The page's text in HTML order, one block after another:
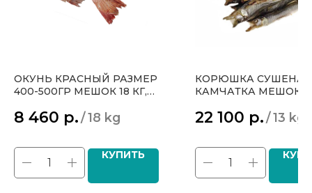
ОКУНЬ КРАСНЫЙ РАЗМЕР
400-500ГР МЕШОК 18 КГ,
8 460 р./18 kg
КУПИТЬ
КОРЮШКА СУШЕНАЯ
КАМЧАТКА МЕШОК
22 100 р./13 kg